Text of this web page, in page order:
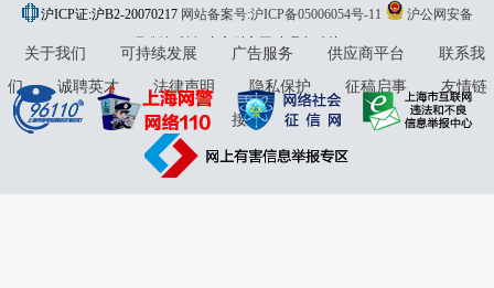
913101046312860336 违法和不良信息举报:021-61278686 举报邮箱：
jubao@eastmoney.com
沪ICP证:沪B2-20070217 网站备案号:沪ICP备05006054号-11
沪公网安备
31010402000120号版权所有:东方财富网意见与建议:4000300059/952500
关于我们 可持续发展 广告服务 供应商平台
联系我
们
诚聘英才 法律声明 隐私保护 征稿启事
友情链
接